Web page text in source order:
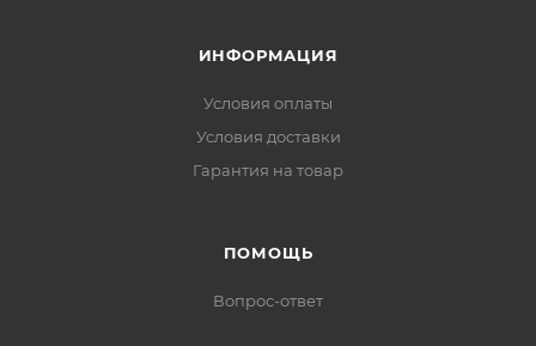
ИНФОРМАЦИЯ
Условия оплаты
Условия доставки
Гарантия на товар
ПОМОЩЬ
Вопрос-ответ